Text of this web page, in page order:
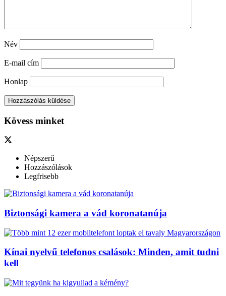
Név
E-mail cím
Honlap
Kövess minket
Népszerű
Hozzászólások
Legfrisebb
Biztonsági kamera a vád koronatanúja
Kínai nyelvű telefonos csalások: Minden, amit tudni
kell